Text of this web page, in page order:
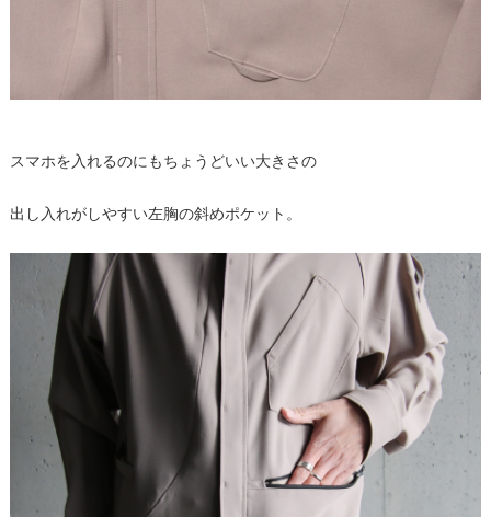
スマホを入れるのにもちょうどいい大きさの
出し入れがしやすい左胸の斜めポケット。